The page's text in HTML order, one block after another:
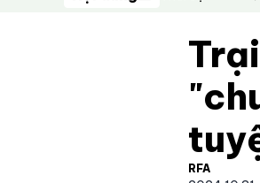
Nội dung
RFA